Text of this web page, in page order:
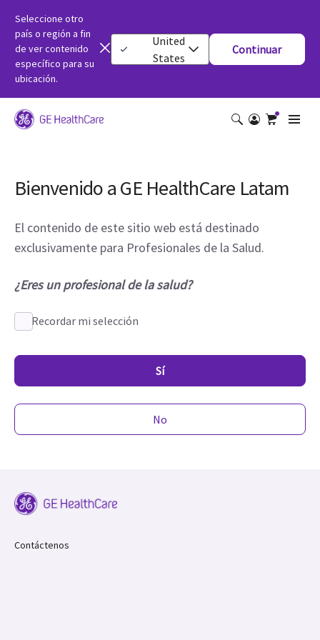
Seleccione otro
país o región a fin
de ver contenido
específico para su
ubicación.
United
States
Continuar
Bienvenido a GE HealthCare Latam
El contenido de este sitio web está destinado
exclusivamente para Profesionales de la Salud.
¿Eres un profesional de la salud?
Recordar mi selección
Sí
No
Contáctenos